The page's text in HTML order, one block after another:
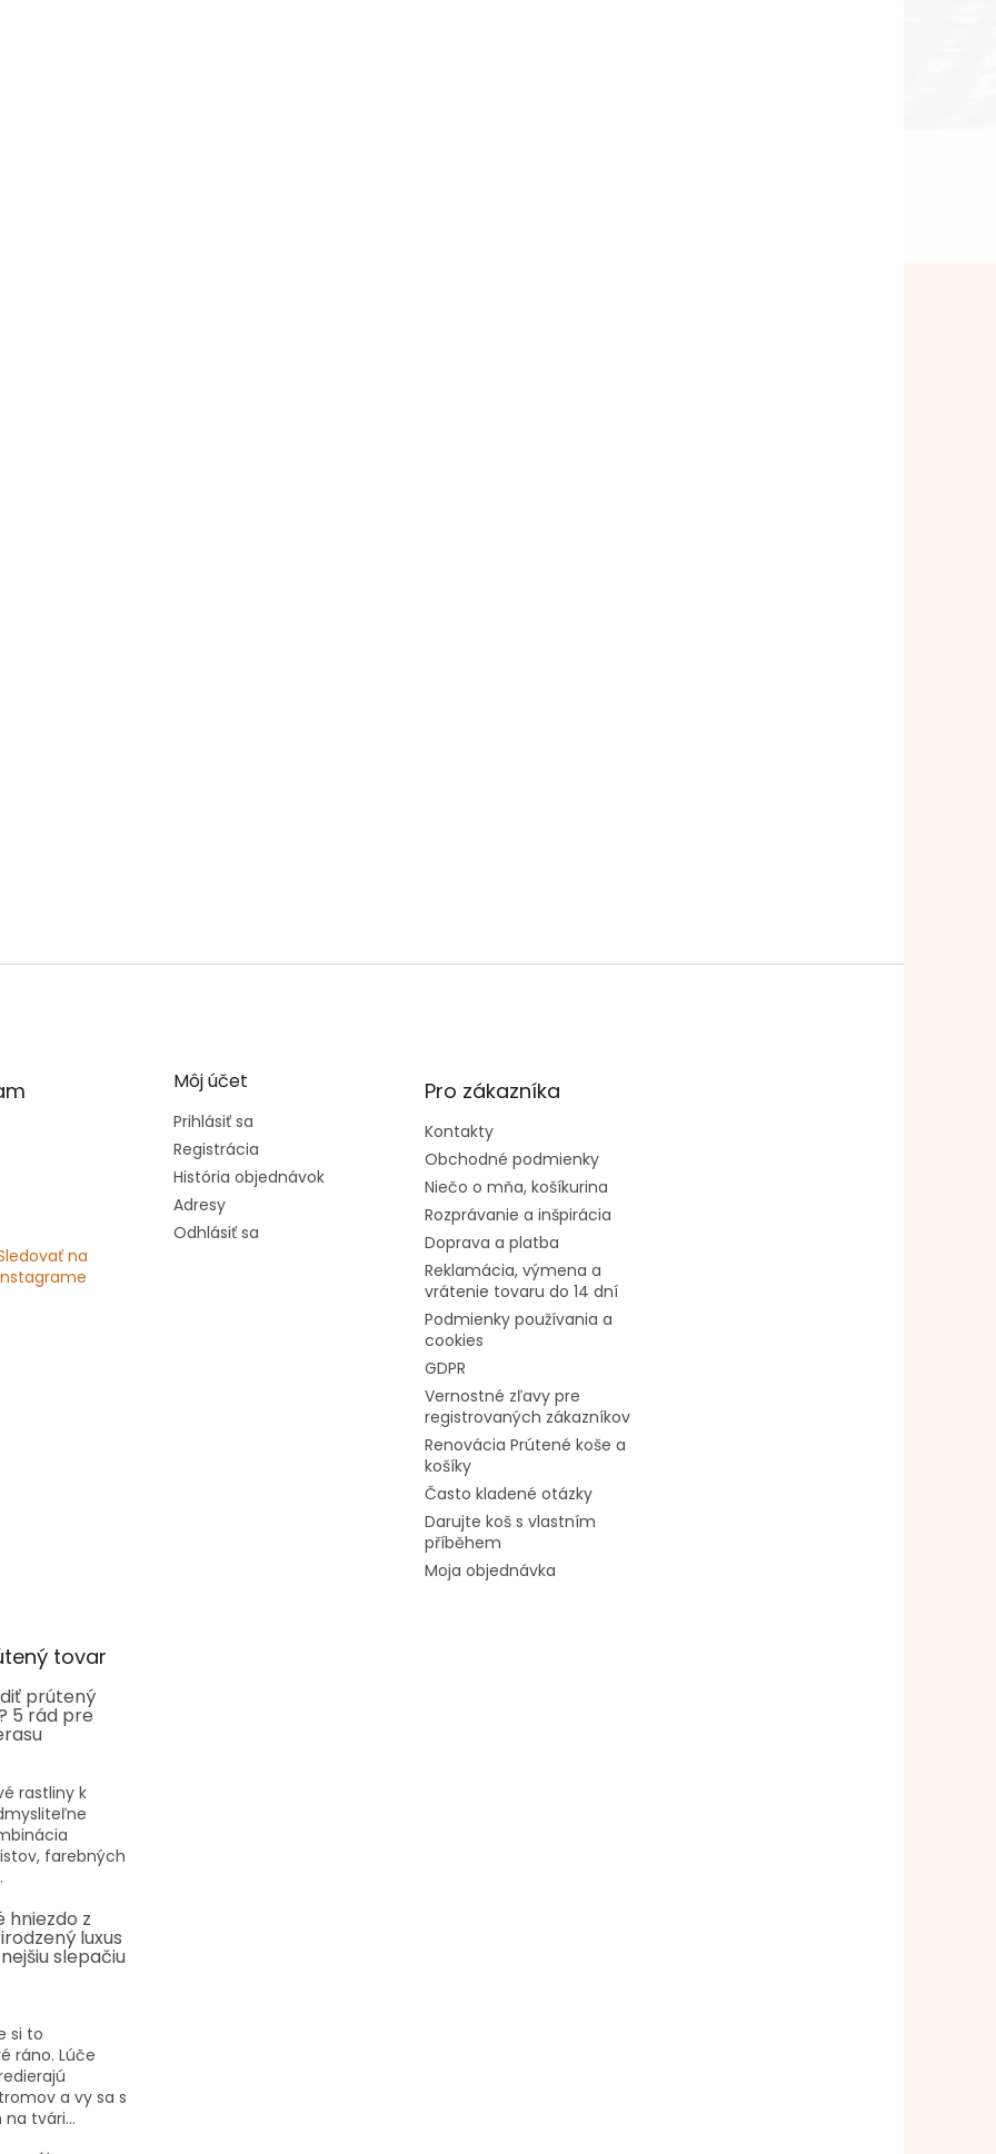
na
Môj účet
Prihlásiť sa
Registrácia
História objednávok
Adresy
Odhlásiť sa
Pro zákazníka
Kontakty
Obchodné podmienky
Niečo o mňa, košíkurina
Rozprávanie a inšpirácia
Doprava a platba
Reklamácia, výmena a
vrátenie tovaru do 14 dní
Podmienky používania a
cookies
GDPR
Vernostné zľavy pre
registrovaných zákazníkov
Renovácia Prútené koše a
košíky
Často kladené otázky
Darujte koš s vlastním
příběhem
Moja objednávka
tovar
prútený
5 rád pre
rastliny k
farebných
hniezdo z
luxus
slepačiu
si to
ráno. Lúče
a vy sa s
tvári...